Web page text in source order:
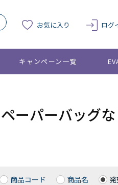
お気に入り ログ
キャンペーン一覧
ーパーバッグ
商品コード 商品名